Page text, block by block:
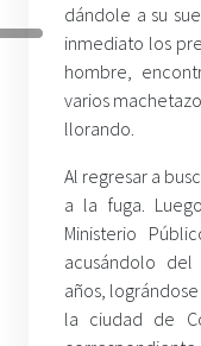
dándole a su
inmediato los
hombre,
varios
llorando.
Al regresar a
a la fuga.
Ministerio
acusándolo
años,
la ciudad de